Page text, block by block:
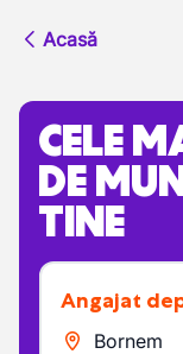
Acasă
CELE
DE
TINE
Angajat
Bornem